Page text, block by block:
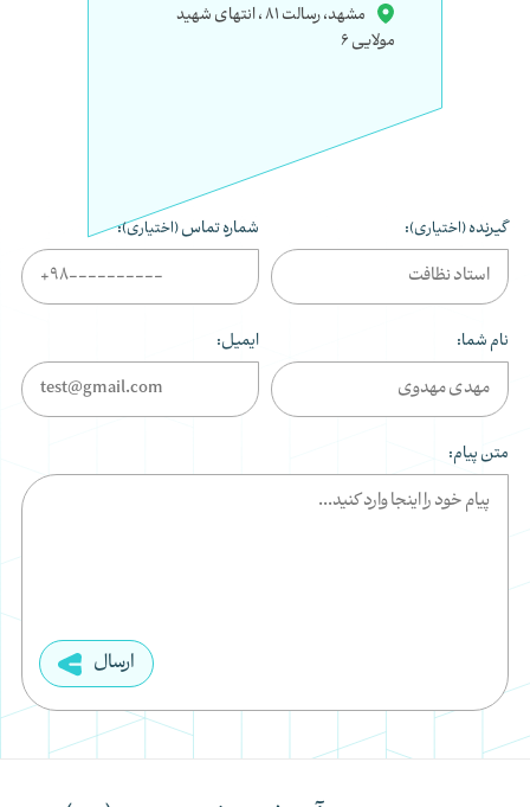
مشهد، رسالت 81 ، انتهای شهید
مولایی 6
گیرنده(اختیاری): شماره تماس(اختیاری):
نام شما: ایمیل:
متن پیام:
ارسال